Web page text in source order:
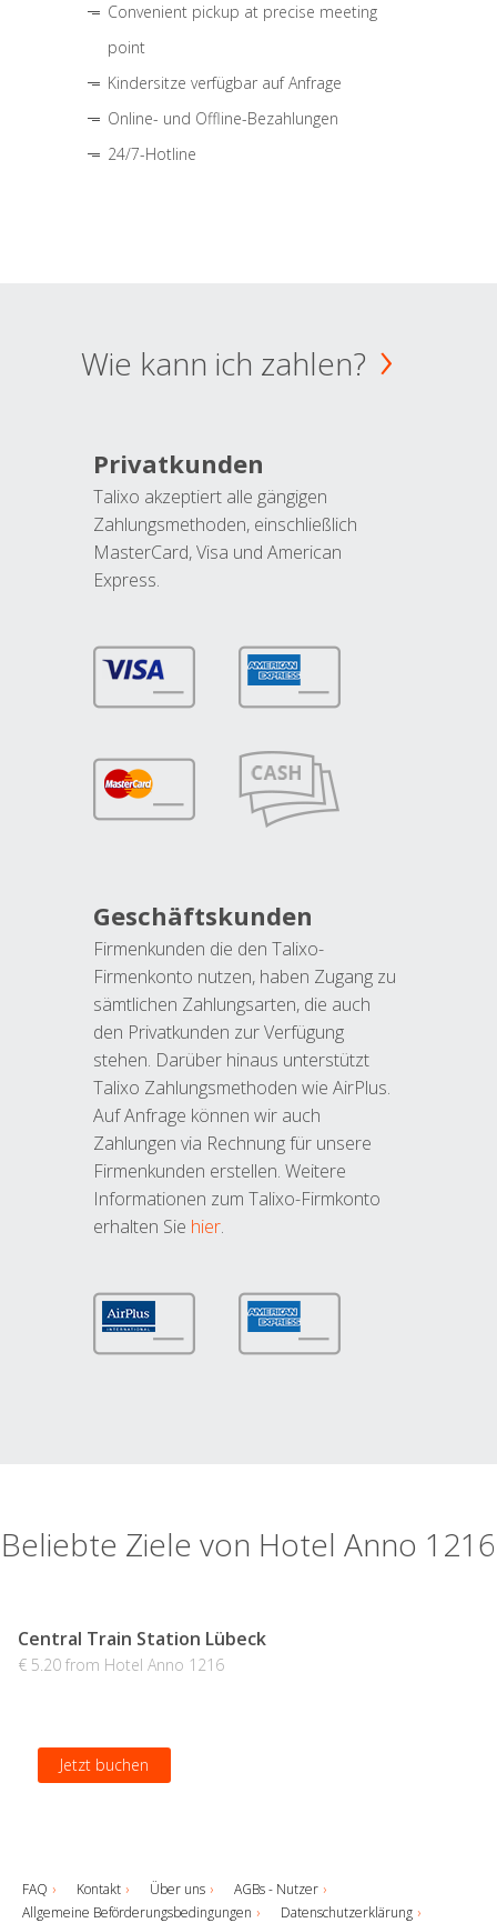
Convenient pickup at precise meeting
point
Kindersitze verfügbar auf Anfrage
Online- und Offline-Bezahlungen
24/7-Hotline
Wie kann ich zahlen?
Privatkunden
Talixo akzeptiert alle gängigen
Zahlungsmethoden, einschließlich
MasterCard, Visa und American
Express.
Geschäftskunden
Firmenkunden die den Talixo-
Firmenkonto nutzen, haben Zugang zu
sämtlichen Zahlungsarten, die auch
den Privatkunden zur Verfügung
stehen. Darüber hinaus unterstützt
Talixo Zahlungsmethoden wie AirPlus.
Auf Anfrage können wir auch
Zahlungen via Rechnung für unsere
Firmenkunden erstellen. Weitere
Informationen zum Talixo-Firmkonto
erhalten Sie hier.
Beliebte Ziele von Hotel Anno 1216
Central Train Station Lübeck
€ 5.20 from Hotel Anno 1216
Jetzt buchen
FAQ Kontakt Über uns
AGBs - Nutzer
Allgemeine Beförderungsbedingungen
Datenschutzerklärung